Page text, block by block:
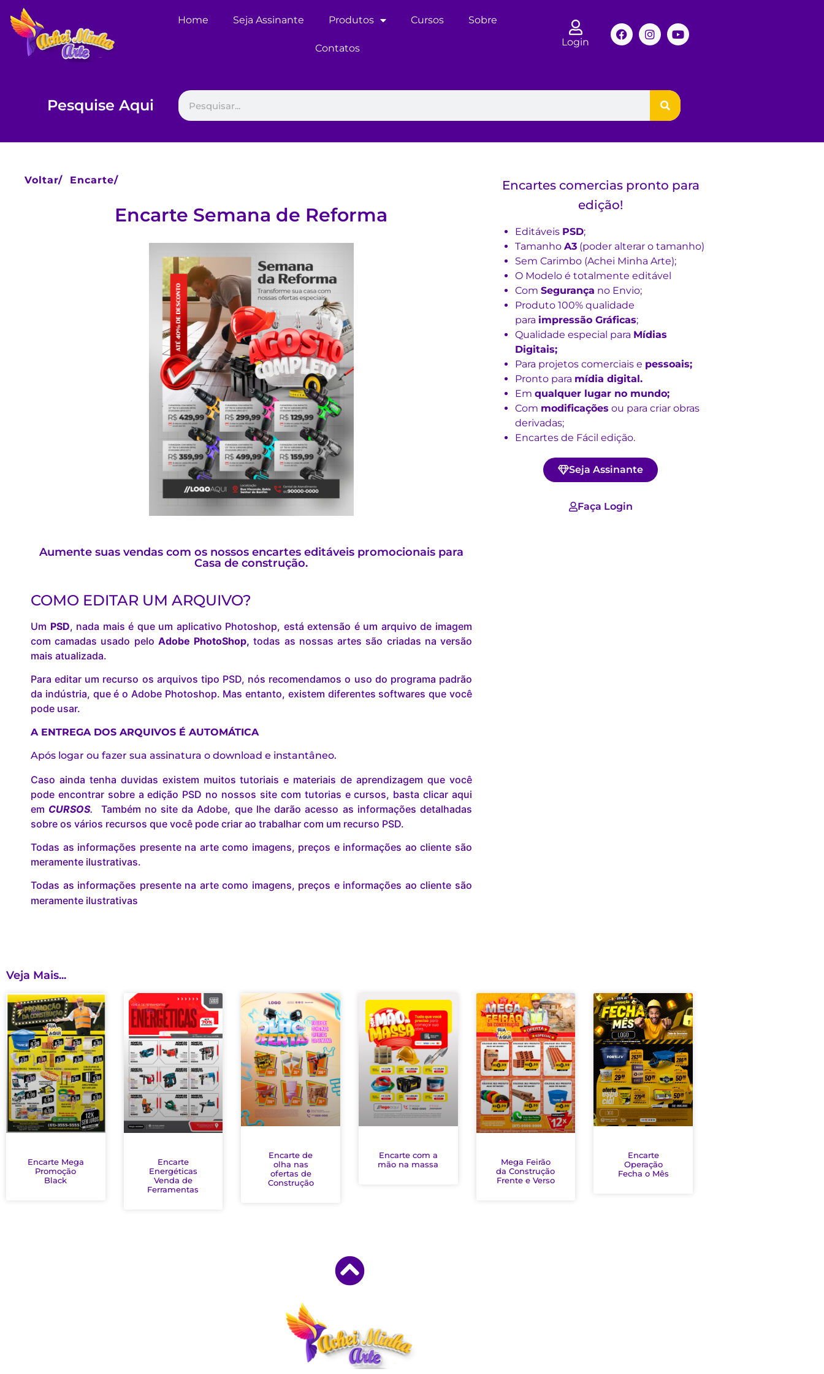
Home Seja Assinante Produtos Cursos Sobre
Contatos
Login
Pesquise Aqui
Voltar/ Encarte/
Encarte Semana de Reforma
Aumente suas vendas com os nossos encartes editáveis promocionais para
Casa de construção.
COMO EDITAR UM ARQUIVO?
Um PSD, nada mais é que um aplicativo Photoshop, está extensão é um arquivo de imagem
com camadas usado pelo Adobe PhotoShop, todas as nossas artes são criadas na versão
mais atualizada.
Para editar um recurso os arquivos tipo PSD, nós recomendamos o uso do programa padrão
da indústria, que é o Adobe Photoshop. Mas entanto, existem diferentes softwares que você
pode usar.
A ENTREGA DOS ARQUIVOS É AUTOMÁTICA
Após logar ou fazer sua assinatura o download e instantâneo.
Caso ainda tenha duvidas existem muitos tutoriais e materiais de aprendizagem que você
pode encontrar sobre a edição PSD no nossos site com tutorias e cursos, basta clicar aqui
em CURSOS.
Também no site da Adobe, que lhe darão acesso as informações detalhadas
sobre os vários recursos que você pode criar ao trabalhar com um recurso PSD.
Todas as informações presente na arte como imagens, preços e informações ao cliente são
meramente ilustrativas.
Todas as informações presente na arte como imagens, preços e informações ao cliente são
meramente ilustrativas
Encartes comercias pronto para
edição!
Editáveis PSD;
Tamanho A3(poder alterar o tamanho)
Sem Carimbo (Achei Minha Arte);
O Modelo é totalmente editável
Com Segurança no Envio;
Produto 100% qualidade
para impressão Gráficas;
Qualidade especial para Mídias
Digitais;
Para projetos comerciais e pessoais;
Pronto para mídia digital.
Em qualquer lugar no mundo;
Com modificações ou para criar obras
derivadas;
Encartes de Fácil edição.
Seja Assinante
Faça Login
Veja Mais...
Encarte Mega
Promoção
Black
Encarte
Energéticas
Venda de
Ferramentas
Encarte de
olha nas
ofertas de
Construção
Encarte com a
mão na massa
Mega Feirão
da Construção
Frente e Verso
Encarte
Operação
Fecha o Mês